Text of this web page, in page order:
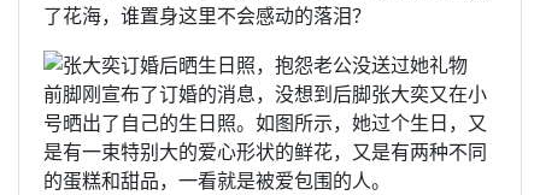
了花海，谁置身这里不会感动的落泪？
前脚刚宣布了订婚的消息，没想到后脚张大奕又在小
号晒出了自己的生日照。如图所示，她过个生日，又
是有一束特别大的爱心形状的鲜花，又是有两种不同
的蛋糕和甜品，一看就是被爱包围的人。